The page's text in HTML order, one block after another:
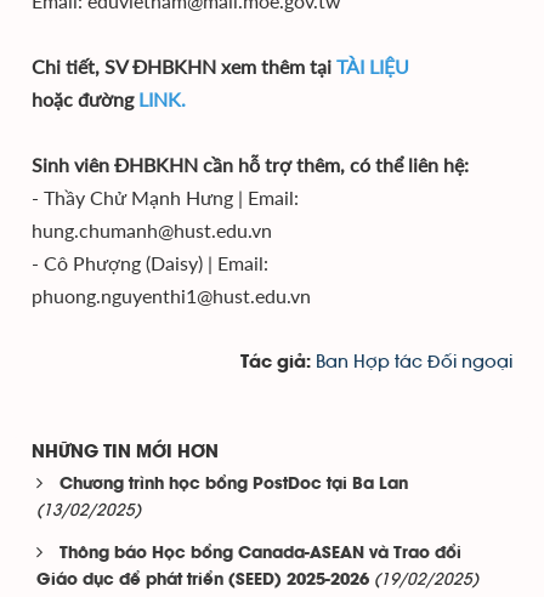
Chi tiết, SV ĐHBKHN xem thêm tại TÀI LIỆU
hoặc đường LINK.
Sinh viên ĐHBKHN cần hỗ trợ thêm, có thể liên hệ:
- Thầy Chử Mạnh Hưng | Email:
hung.chumanh@hust.edu.vn
- Cô Phượng (Daisy) | Email:
phuong.nguyenthi1@hust.edu.vn
Tác giả: Ban Hợp tác Đối ngoại
NHỮNG TIN MỚI HƠN
Chương trình học bổng PostDoc tại Ba Lan
(13/02/2025)
Thông báo Học bổng Canada-ASEAN và Trao đổi
Giáo dục để phát triển (SEED) 2025-2026 (19/02/2025)